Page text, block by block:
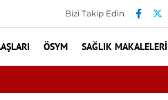
Bizi Takip Edin
ÖSYM SAĞLIK MAKALELERI